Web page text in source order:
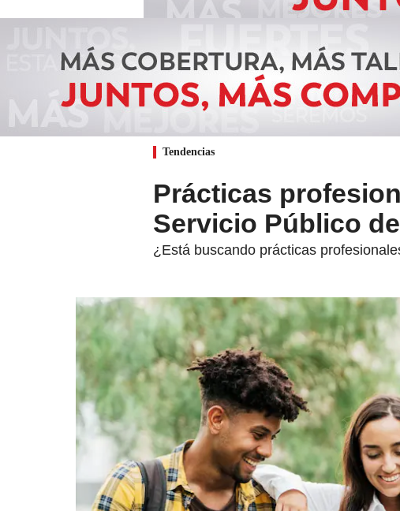
Tendencias
Prácticas
Servicio Público
¿Está buscando prácticas